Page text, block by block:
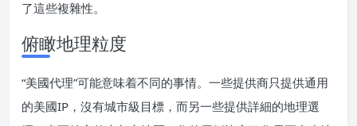
了這些複雜性。
俯瞰地理粒度
“美國代理”可能意味着不同的事情。一些提供商只提供通用
的美國IP，沒有城市級目標，而另一些提供詳細的地理選